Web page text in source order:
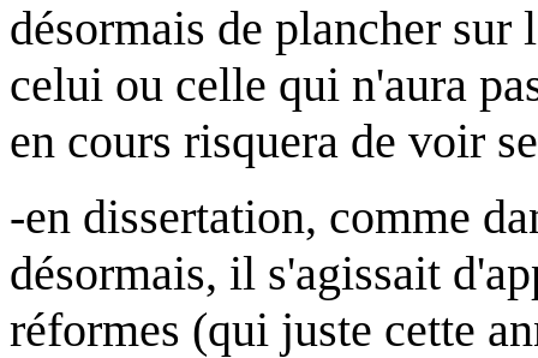
désormais de plancher sur
celui ou celle qui n'aura
en cours risquera de voir
-en dissertation, comme
désormais, il s'agissait
réformes (qui juste cette